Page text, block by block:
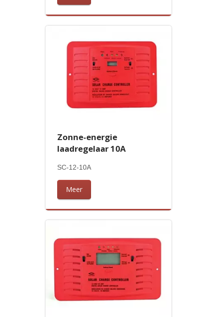
Zonne-energie
laadregelaar 10A
SC-12-10A
Meer